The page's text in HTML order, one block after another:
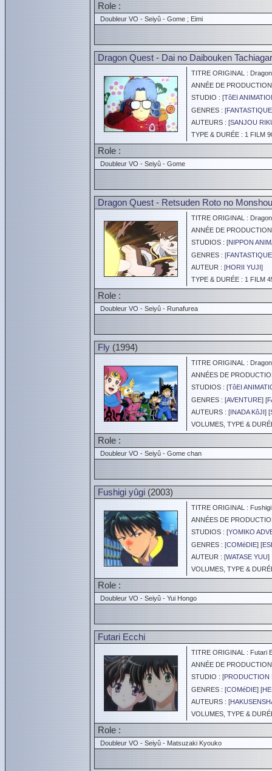
Role :
Doubleur VO - Seiyû - Gome ; Eimi
Dragon Quest - Dai no Daibouken
TITRE ORIGINAL :
ANNÉE DE
STUDIO : [TôEI
GENRES : [
AUTEURS : [SANJOU
TYPE & DURÉE : 1 FILM
Role :
Doubleur VO - Seiyû - Gome
Dragon Quest - Retsuden Roto no Monshou
TITRE ORIGINAL :
ANNÉE DE
STUDIOS : [NIPPON
GENRES : [
AUTEUR : [HORII YUJI]
TYPE & DURÉE : 1 FILM
Role :
Doubleur VO - Seiyû - Runafurea
Fly (1994)
TITRE ORIGINAL :
ANNÉES DE
STUDIOS : [TôEI
GENRES : [AVENTURE] [
AUTEURS : [INADA KôJI] [
VOLUMES, TYPE &
Role :
Doubleur VO - Seiyû - Gome chan
Fushigi yûgi (2003)
TITRE ORIGINAL :
ANNÉES DE
STUDIOS : [YOMIKO
GENRES : [COMéDIE] [
AUTEUR : [WATASE YUU]
VOLUMES, TYPE &
Role :
Doubleur VO - Seiyû - Yui Hongo
Futari Ecchi
TITRE ORIGINAL : Futari
ANNÉE DE
STUDIO : [PRODUCTION
GENRES : [COMéDIE] [
AUTEURS : [
VOLUMES, TYPE &
Role :
Doubleur VO - Seiyû - Matsuzaki Kyouko